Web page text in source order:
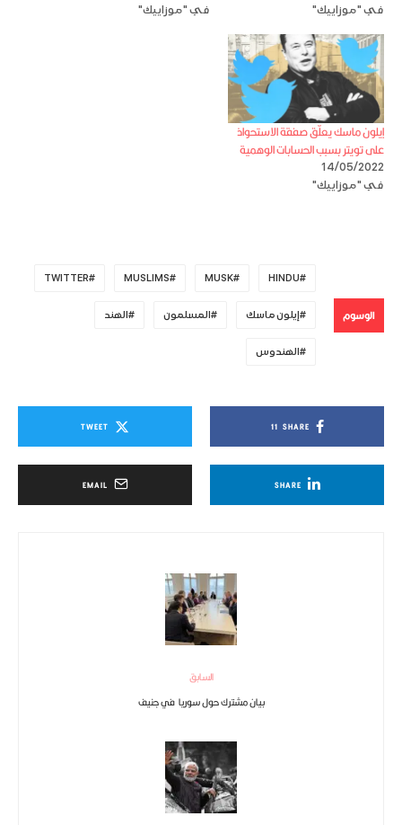
في "موزاييك"
في "موزاييك"
إيلون ماسك يعلّق صفقة الاستحواذ
على تويتر بسبب الحسابات الوهمية
14/05/2022
في "موزاييك"
الوسوم
HINDU
MUSK
MUSLIMS
TWITTER
إيلون ماسك المسلمون الهند
الهندوس
SHARE
11
TWEET
SHARE
EMAIL
السابق
بيان مشترك حول سوريا في جنيف